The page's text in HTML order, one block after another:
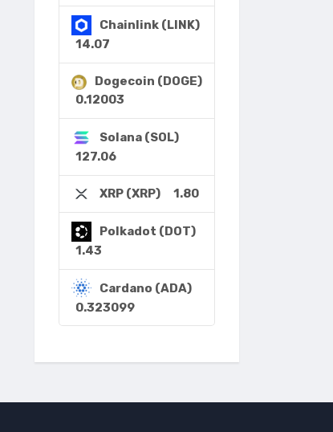
Chainlink (LINK)
14.07
Dogecoin (DOGE)
0.12003
Solana (SOL)
127.06
XRP (XRP) 1.80
Polkadot (DOT)
1.43
Cardano (ADA)
0.323099